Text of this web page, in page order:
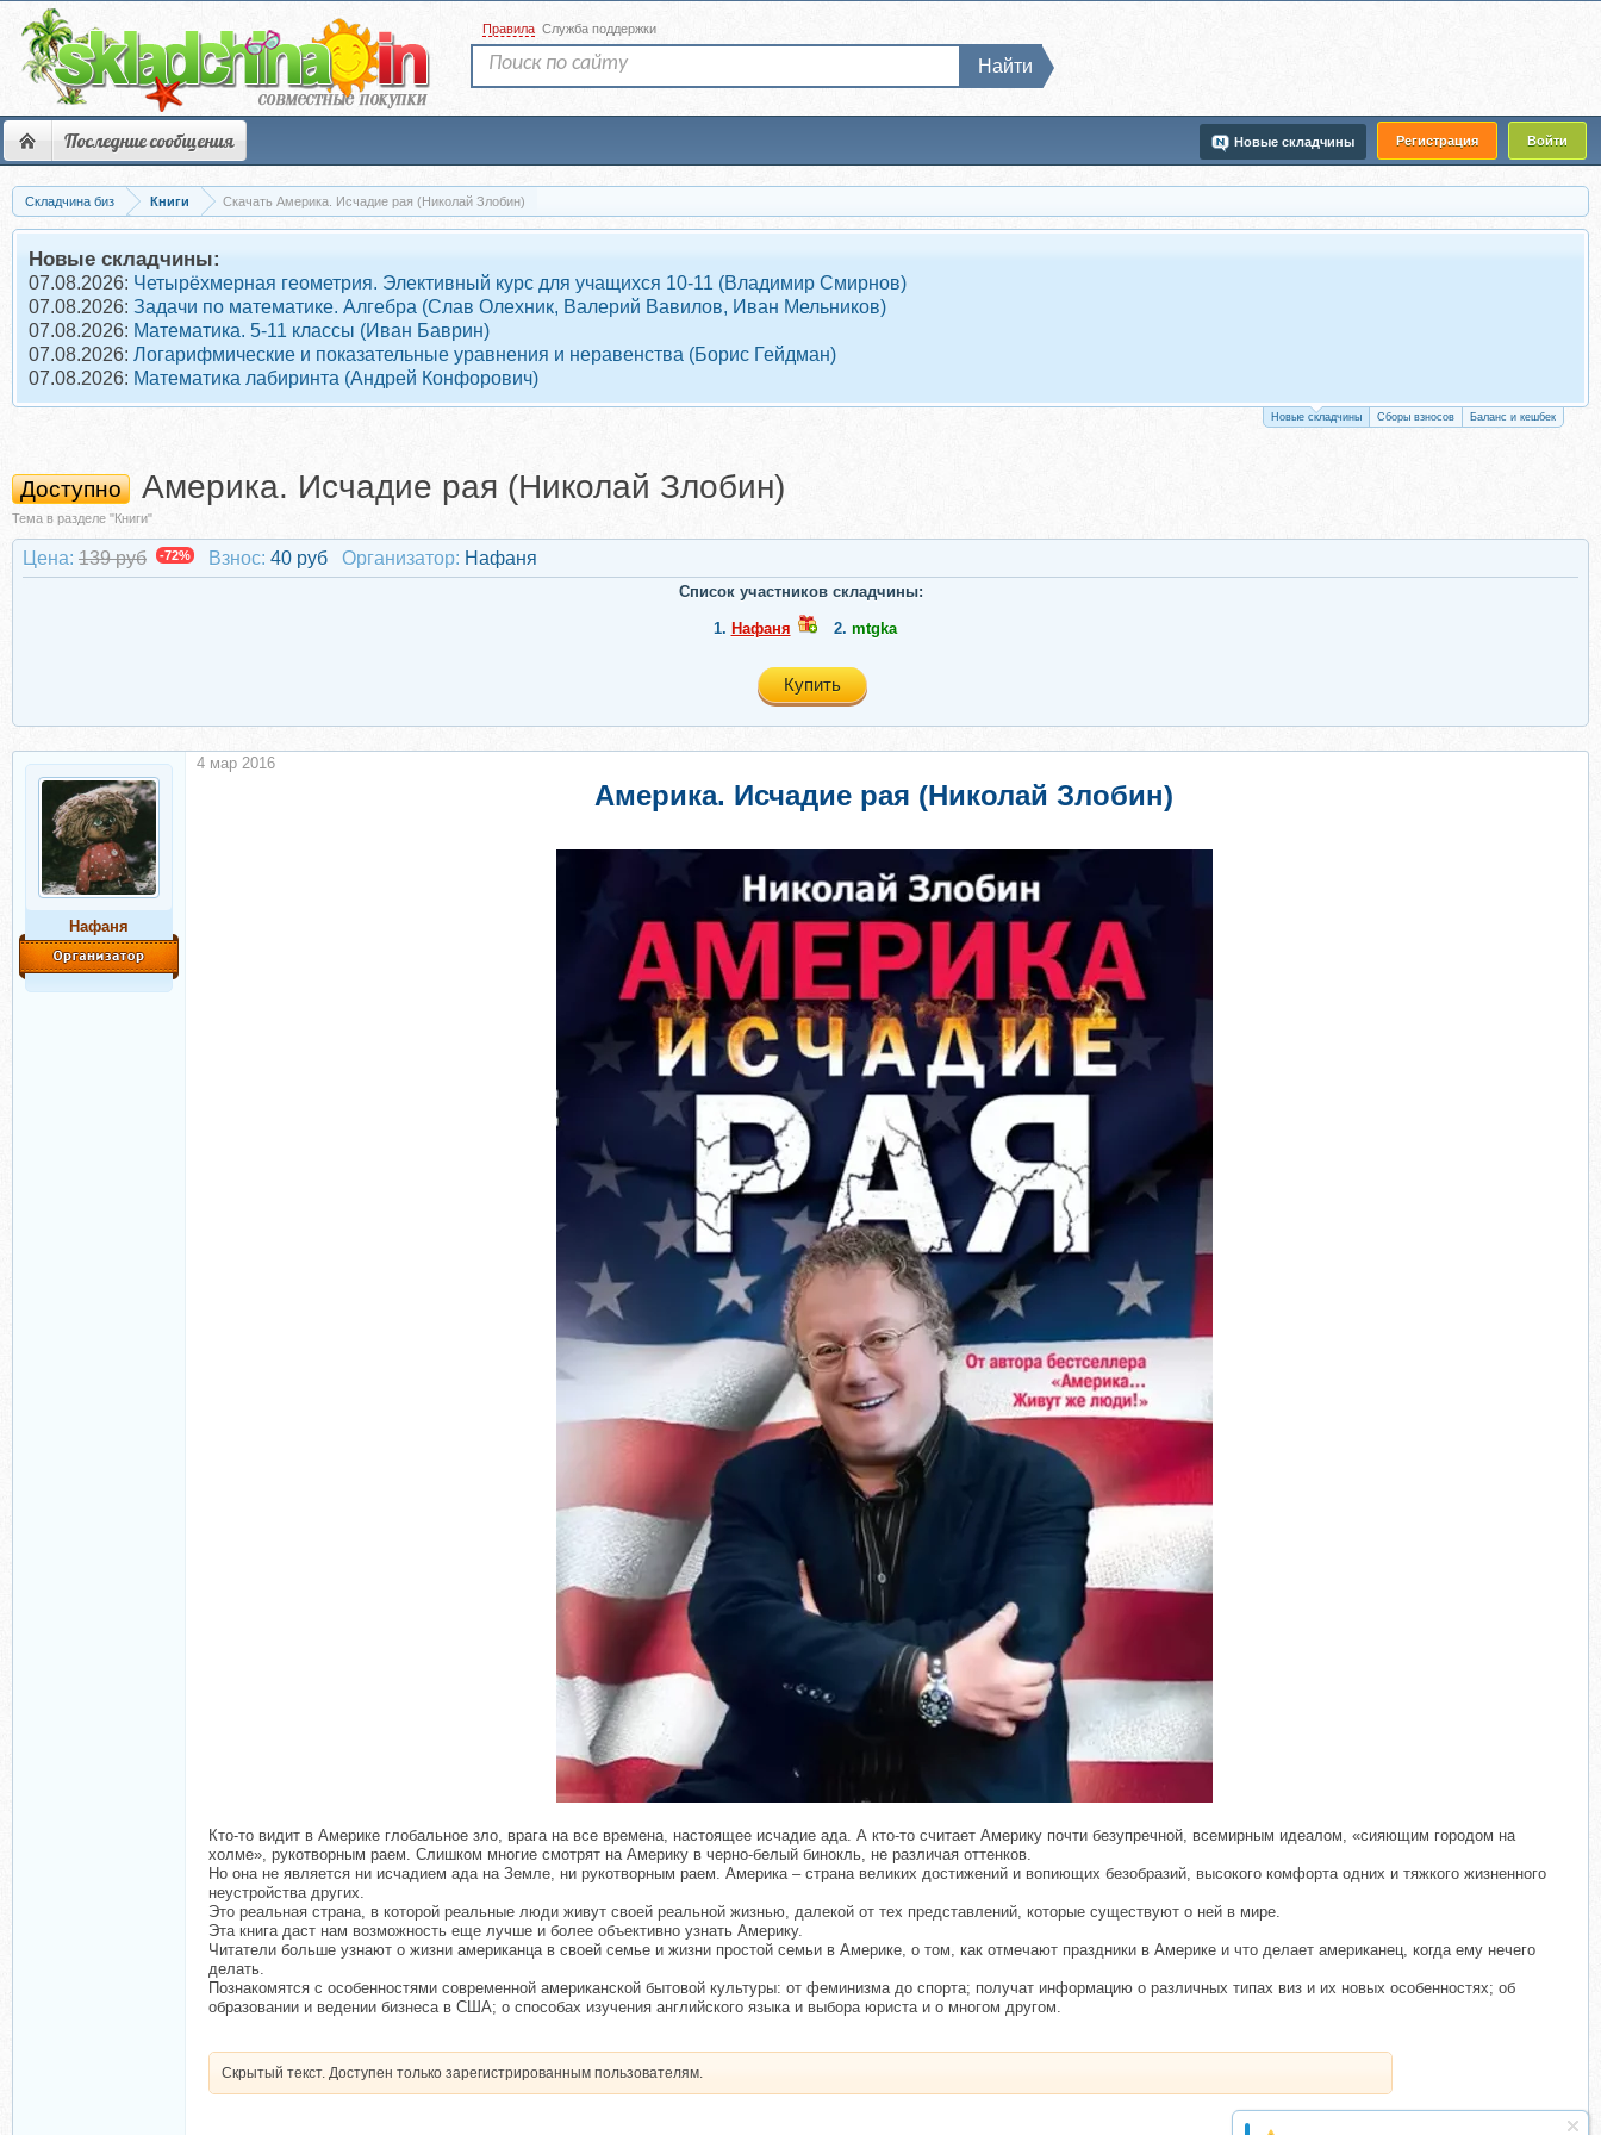
Последние сообщения Регистрация Войти
Новые складчины
Правила Служба поддержки
Найти
Складчина биз Книги Скачать Америка. Исчадие рая (Николай Злобин)
Новые складчины:
07.08.2026: Четырёхмерная геометрия. Элективный курс для учащихся 10-11 (Владимир Смирнов)
07.08.2026: Задачи по математике. Алгебра (Слав Олехник, Валерий Вавилов, Иван Мельников)
07.08.2026: Математика. 5-11 классы (Иван Баврин)
07.08.2026: Логарифмические и показательные уравнения и неравенства (Борис Гейдман)
07.08.2026: Математика лабиринта (Андрей Конфорович)
Новые складчины Сборы взносов Баланс и кешбек
Доступно Америка. Исчадие рая (Николай Злобин)
Тема в разделе "Книги"
Цена: 139 руб -72% Взнос: 40 руб Организатор: Нафаня
Список участников складчины:
1. Нафаня 2. mtgka
Купить
Нафаня
Америка. Исчадие рая (Николай Злобин)
Кто-то видит в Америке глобальное зло, врага на все времена, настоящее исчадие ада. А кто-то считает Америку почти безупречной, всемирным идеалом, «сияющим городом на
холме», рукотворным раем. Слишком многие смотрят на Америку в черно-белый бинокль, не различая оттенков.
Но она не является ни исчадием ада на Земле, ни рукотворным раем. Америка – страна великих достижений и вопиющих безобразий, высокого комфорта одних и тяжкого жизненного
неустройства других.
Это реальная страна, в которой реальные люди живут своей реальной жизнью, далекой от тех представлений, которые существуют о ней в мире.
Эта книга даст нам возможность еще лучше и более объективно узнать Америку.
Читатели больше узнают о жизни американца в своей семье и жизни простой семьи в Америке, о том, как отмечают праздники в Америке и что делает американец, когда ему нечего
делать.
Познакомятся с особенностями современной американской бытовой культуры: от феминизма до спорта; получат информацию о различных типах виз и их новых особенностях; об
образовании и ведении бизнеса в США; о способах изучения английского языка и выбора юриста и о многом другом.
Скрытый текст. Доступен только зарегистрированным пользователям.
4 мар 2016